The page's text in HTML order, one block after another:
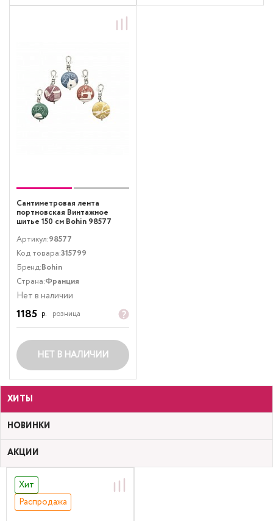
Сантиметровая лента
портновская Винтажное
шитье 150 см Bohin 98577
Артикул:98577
Код товара:315799
Бренд:Bohin
Страна:Франция
Нет в наличии
1185 р. розница
НЕТ В НАЛИЧИИ
ХИТЫ
НОВИНКИ
АКЦИИ
Хит
Распродажа